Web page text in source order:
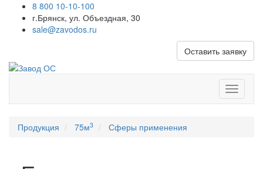
8 800 10-10-100
г.Брянск, ул. Объездная, 30
sale@zavodos.ru
Оставить заявку
меню
Продукция 75м3 Сферы применения